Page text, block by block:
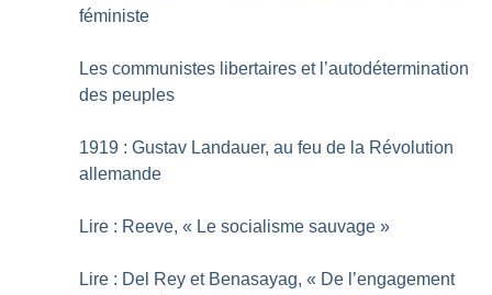
féministe
Les communistes libertaires et l’autodétermination
des peuples
1919 : Gustav Landauer, au feu de la Révolution
allemande
Lire : Reeve, « Le socialisme sauvage »
Lire : Del Rey et Benasayag, « De l’engagement